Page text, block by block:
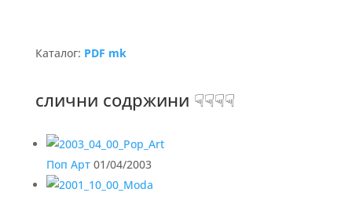
Каталог: PDF mk
слични содржини ☟☟☟☟
Поп Арт01/04/2003